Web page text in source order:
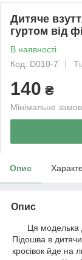
Дитяче
гуртом від
В наявності
Код: D010-7
140 ₴
Мінімальне
Опис
Опис
Ця моделька
Підошва в
кросівок йде на